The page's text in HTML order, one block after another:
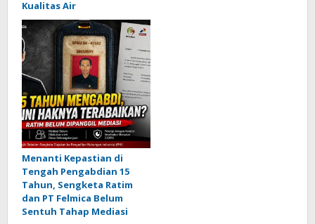
Kualitas Air
Menanti Kepastian di
Tengah Pengabdian 15
Tahun, Sengketa Ratim
dan PT Felmica Belum
Sentuh Tahap Mediasi